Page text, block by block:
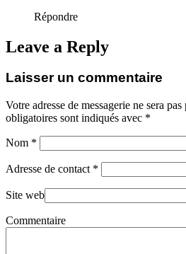
Répondre
Leave a Reply
Laisser un commentaire
Votre adresse de messagerie ne sera
obligatoires sont indiqués avec *
Nom *
Adresse de contact *
Site web
Commentaire